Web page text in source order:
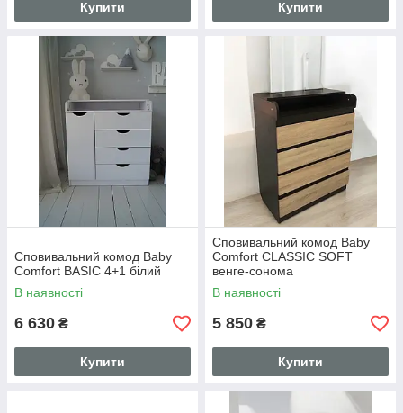
Купити Купити
Сповивальний комод Baby
Comfort BASIC 4+1 білий
В наявності
6 630 ₴
Купити
Сповивальний комод Baby
Comfort CLASSIC SOFT
венге-сонома
В наявності
5 850 ₴
Купити